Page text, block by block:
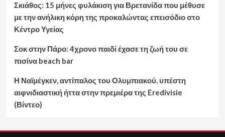
Σκιάθος: 15 μήνες φυλάκιση για Βρετανίδα που μέθυσε
με την ανήλικη κόρη της προκαλώντας επεισόδιο στο
Κέντρο Υγείας
Σοκ στην Πάρο: 4χρονο παιδί έχασε τη ζωή του σε
πισίνα beach bar
Η Ναϊμέγκεν, αντίπαλος του Ολυμπιακού, υπέστη
αιφνιδιαστική ήττα στην πρεμιέρα της Eredivisie
(Βίντεο)